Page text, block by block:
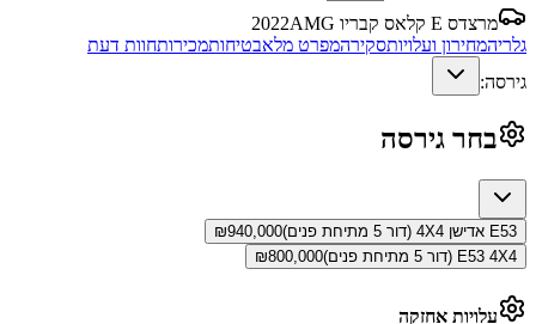
מרצדס E קלאס קבריו AMG
2022
גלריהמחירון ועלויותסקירהמפרט מלאבטיחותמכירותחוות דעת
גירסה:
בחר גירסה
E53 אדישן 4X4 (דור 5 מתיחת פנים) ₪940,000
E53 4X4 (דור 5 מתיחת פנים)
₪800,000
עלויות אחזקה